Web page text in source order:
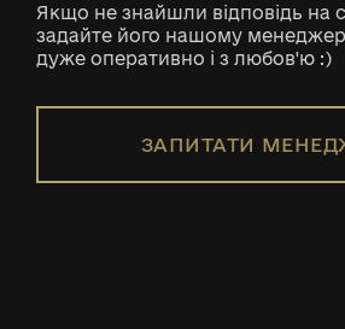
Якщо не знайшли відповідь на
задайте його нашому
дуже оперативно і з любов'ю :)
ЗАПИТАТИ